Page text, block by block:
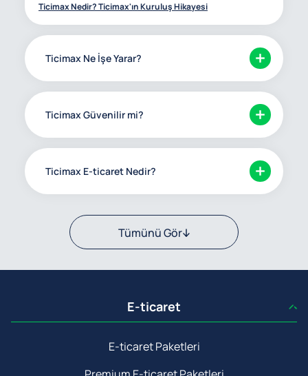
Ticimax Nedir? Ticimax'ın Kuruluş Hikayesi
Ticimax Ne İşe Yarar?
Ticimax Güvenilir mi?
Ticimax E-ticaret Nedir?
Tümünü Gör
E-ticaret
E-ticaret Paketleri